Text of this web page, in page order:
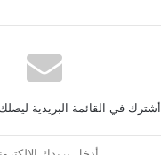
أشترك في القائمة البريدية